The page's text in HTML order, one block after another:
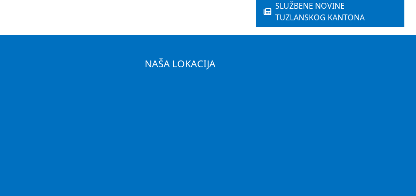
SLUŽBENE NOVINE
TUZLANSKOG KANTONA
NAŠA LOKACIJA